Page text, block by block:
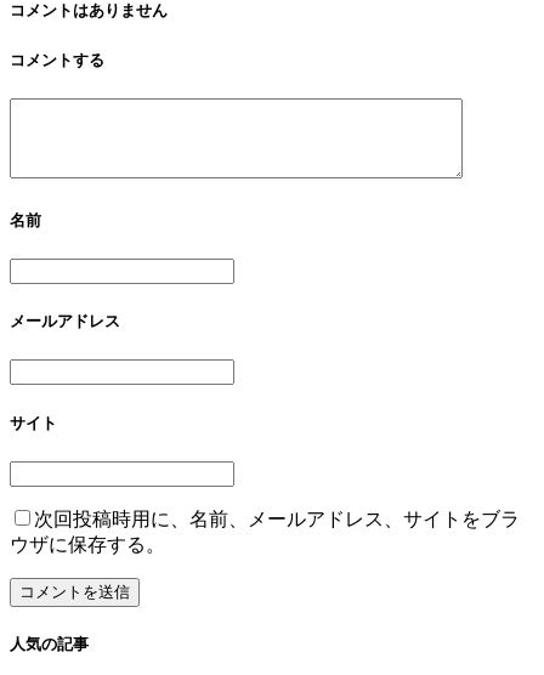
コメントはありません
コメントする
名前
メールアドレス
サイト
次回投稿時用に、名前、メールアドレス、サイトをブラ
ウザに保存する。
人気の記事